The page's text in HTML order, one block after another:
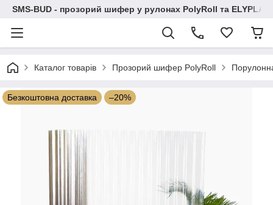
SMS-BUD - прозорий шифер у рулонах PolyRoll та
Каталог товарів Прозорий шифер PolyRoll
Безкоштовна доставка –20%